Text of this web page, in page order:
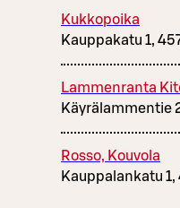
Kukkopoika
Kauppakatu 1,
Lammenranta
Käyrälammentie
Rosso, Kouvola
Kauppalankatu